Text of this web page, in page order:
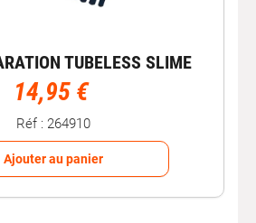
TUBELESS SLIME
14,95 €
Réf : 264910
Ajouter au panier